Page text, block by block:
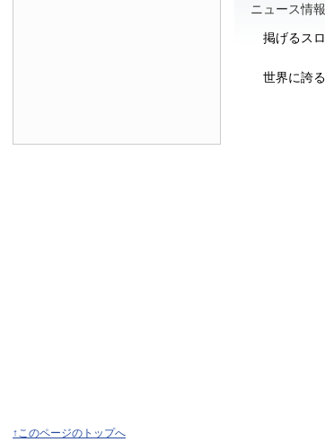
ニュース情
掲げるス
世界に誇る
↑このページのトップへ